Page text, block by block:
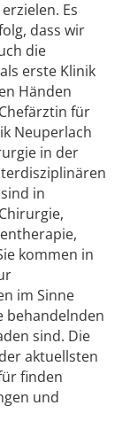
Es
dass wir
die
erste Klinik
Händen
für
Neuperlach
in der
in
kommen in
im Sinne
behandelnden
sind. Die
aktuellsten
finden
und